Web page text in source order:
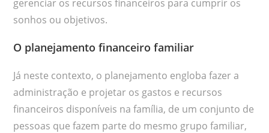
gerenciar os recursos financeiros para cumprir os
sonhos ou objetivos.
O planejamento financeiro familiar
Já neste contexto, o planejamento engloba fazer a
administração e projetar os gastos e recursos
financeiros disponíveis na família, de um conjunto de
pessoas que fazem parte do mesmo grupo familiar,